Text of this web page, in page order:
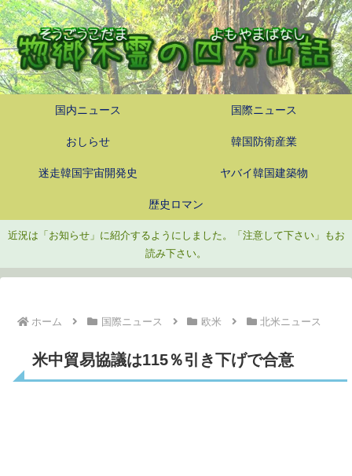
国内ニュース 国際ニュース
おしらせ 韓国防衛産業
迷走韓国宇宙開発史 ヤバイ韓国建築物
歴史ロマン
近況は「お知らせ」に紹介するようにしました。「注意して下さい」もお
読み下さい。
ホーム 国際ニュース 欧米 北米ニュース
米中貿易協議は115％引き下げで合意